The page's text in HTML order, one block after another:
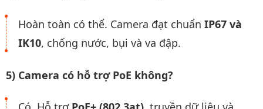
Hoàn toàn có thể. Camera đạt chuẩn IP67 và
IK10, chống nước, bụi và va đập.
5) Camera có hỗ trợ PoE không?